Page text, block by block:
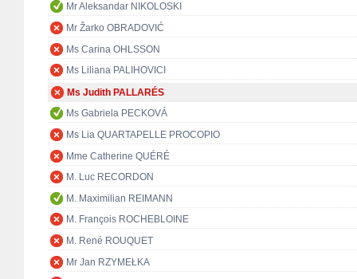
Mr Aleksandar NIKOLOSKI
Mr Žarko OBRADOVIĆ
Ms Carina OHLSSON
Ms Liliana PALIHOVICI
Ms Judith PALLARÉS
Ms Gabriela PECKOVÁ
Ms Lia QUARTAPELLE PROCOPIO
Mme Catherine QUÉRÉ
M. Luc RECORDON
M. Maximilian REIMANN
M. François ROCHEBLOINE
M. René ROUQUET
Mr Jan RZYMEŁKA